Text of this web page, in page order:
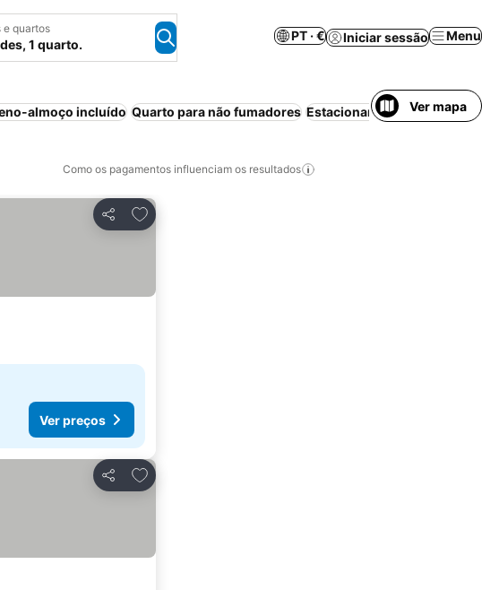
e quartos
1 quarto.
PT · € Iniciar sessão Menu
almoço incluído Quarto para não fumadores Estacionamento Meia-
Ver mapa
Como os pagamentos influenciam os resultados
Partilhar
Adicionar aos favoritos
Ver preços
Partilhar
Adicionar aos favoritos